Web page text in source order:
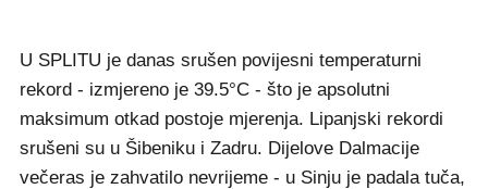
U SPLITU je danas srušen povijesni temperaturni
rekord - izmjereno je 39.5°C - što je apsolutni
maksimum otkad postoje mjerenja. Lipanjski rekordi
srušeni su u Šibeniku i Zadru. Dijelove Dalmacije
večeras je zahvatilo nevrijeme - u Sinju je padala tuča,